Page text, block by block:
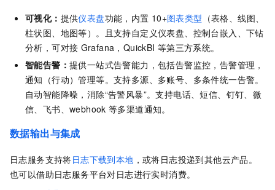
可视化： 提供仪表盘功能，内置 10+图表类型 （表格、线图、
柱状图、地图等）。且支持自定义仪表盘、控制台嵌入、下钻
分析，可对接 Grafana，QuickBI 等第三方系统。
智能告警： 提供一站式告警能力，包括告警监控，告警管理，
通知（行动）管理等。支持多源、多账号、多条件统一告警。
自动智能降噪，消除“告警风暴”。支持电话、短信、钉钉、微
信、飞书、webhook 等多渠道通知。
数据输出与集成
日志服务支持将日志下载到本地 ，或将日志投递到其他云产品。
也可以借助日志服务平台对日志进行实时消费。